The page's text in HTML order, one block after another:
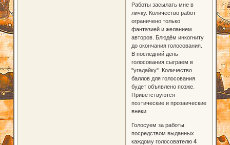
Работы засылать мне в
личку. Количество работ
ограничено только
фантазией и желанием
авторов. Блюдём инкогниту
до окончания голосования.
В последний день
голосования сыграем в
"угадайку". Количество
баллов для голосования
будет объявлено позже.
Приветствуются
поэтические и прозаические
внеки.
Голосуем за работы
посредством выданных
каждому голосователю 4